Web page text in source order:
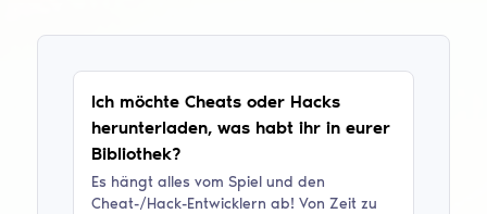
Ich möchte Cheats oder Hacks
herunterladen, was habt ihr in eurer
Bibliothek?
Es hängt alles vom Spiel und den
Cheat-/Hack-Entwicklern ab! Von Zeit zu